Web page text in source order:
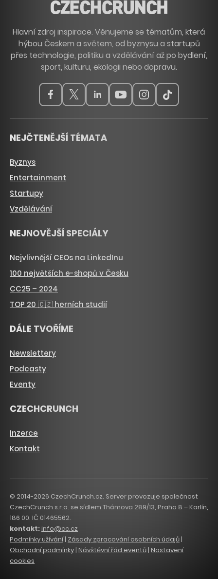
Hlavní zdroj inspirace. Věnujeme se tématům, která
hýbou Českem a světem, od byznysu a startupů
přes technologie, politiku a vzdělávání až po bydlení,
sport, kulturu, ekologii nebo dopravu.
NEJČTENĚJŠÍ TÉMATA
Byznys
Entertainment
Startupy
Vzdělávání
NEJNOVĚJŠÍ SPECIÁLY
Nejvlivnější CEOs na LinkedInu
100 největších e-shopů v Česku
CC25 – 2024
TOP 20 🇨🇿 herních studií
DÁLE TVOŘÍME
Newslettery
Podcasty
Eventy
CZECHCRUNCH
Inzerce
Kontakt
© 2014-2026 CzechCrunch.cz. Server provozuje společnost
CzechCrunch s.r.o. se sídlem Thámova 289/13, Praha 8 – Karlín,
186 00. IČ 01465562.
kontakt:info@cc.cz
Podmínky užívání| Zásady zpracování osobních údajů|
Obchodní podmínky| Návštěvní řád eventů | Nastavení
cookies